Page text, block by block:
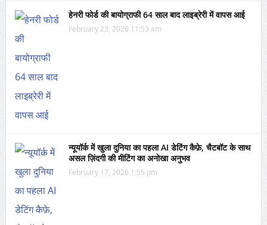
हेनरी फोर्ड की बायोग्राफी 64 साल बाद लाइब्रेरी में वापस आई
February 23, 2026 11:53 am
न्यूयॉर्क में खुला दुनिया का पहला AI डेटिंग कैफ़े, चैटबॉट के साथ
असल ज़िंदगी की मीटिंग का अनोखा अनुभव
February 17, 2026 1:55 pm